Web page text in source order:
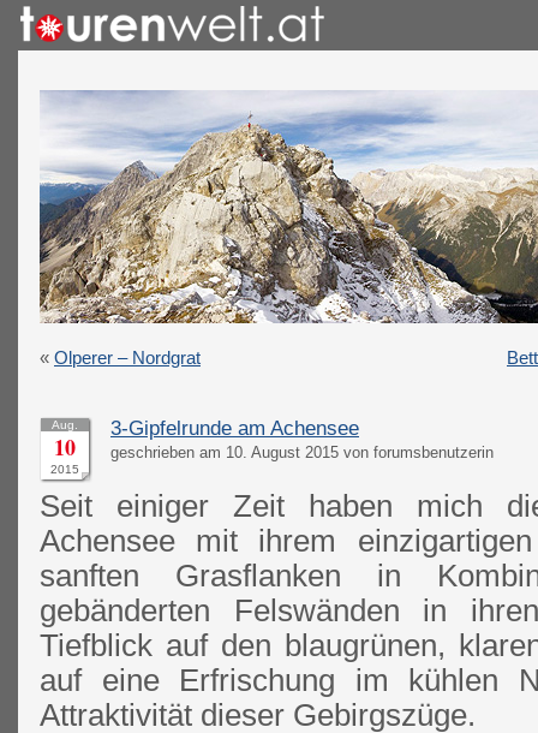
« Olperer – Nordgrat
Aug.
10
2015
3-Gipfelrunde am Achensee
geschrieben am 10. August 2015 von forumsbenutzerin
Seit einiger Zeit haben mich
Achensee mit ihrem
sanften Grasflanken in
gebänderten Felswänden in
Tiefblick auf den blaugrünen,
auf eine Erfrischung im kühlen
Attraktivität dieser Gebirgszüge.